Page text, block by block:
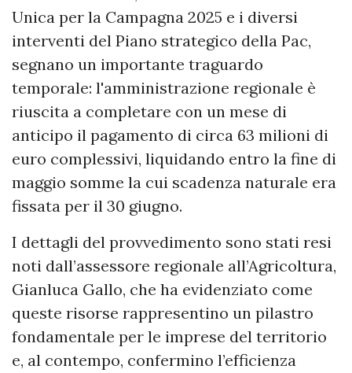
Unica per la Campagna 2025 e i diversi
interventi del Piano strategico della Pac,
segnano un importante traguardo
temporale: l'amministrazione regionale è
riuscita a completare con un mese di
anticipo il pagamento di circa 63 milioni di
euro complessivi, liquidando entro la fine di
maggio somme la cui scadenza naturale era
fissata per il 30 giugno.
I dettagli del provvedimento sono stati resi
noti dall’assessore regionale all’Agricoltura,
Gianluca Gallo, che ha evidenziato come
queste risorse rappresentino un pilastro
fondamentale per le imprese del territorio
e, al contempo, confermino l’efficienza